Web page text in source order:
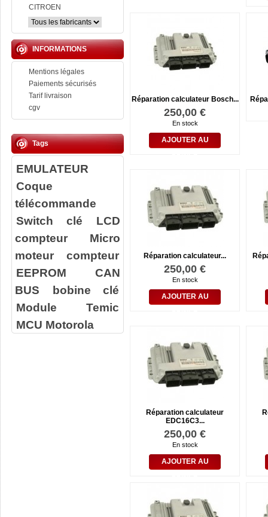
CITROEN
INFORMATIONS
Mentions légales
Paiements sécurisés
Tarif livraison
cgv
Tags
EMULATEUR
Coque
télécommande
Switch clé
LCD
compteur
Micro
moteur compteur
EEPROM
CAN
BUS
bobine clé
Module Temic
MCU Motorola
Réparation calculateur Bosch...
250,00 €
En stock
AJOUTER AU
Réparation calculateur...
250,00 €
En stock
AJOUTER AU
Réparation calculateur
EDC16C3...
250,00 €
En stock
AJOUTER AU